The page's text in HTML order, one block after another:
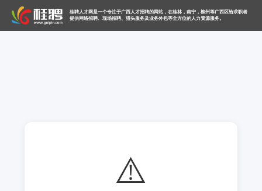
桂聘人才网是一个专注于广西人才招聘的网站，在桂林，南宁，柳州等广西区给求职者
提供网络招聘、现场招聘、猎头服务及业务外包等全方位的人力资源服务。
⚠️